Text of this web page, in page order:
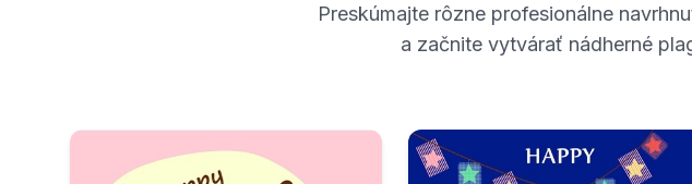
Preskúmajte rôzne profesionálne
a začnite vytvárať nádherné